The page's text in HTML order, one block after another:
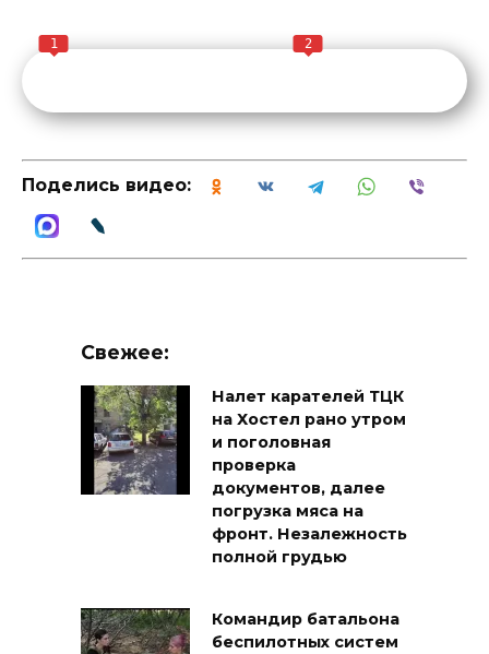
1 2
Поделись видео:
Свежее:
Налет карателей ТЦК
на Хостел рано утром
и поголовная
проверка
документов, далее
погрузка мяса на
фронт. Незалежность
полной грудью
Командир батальона
беспилотных систем